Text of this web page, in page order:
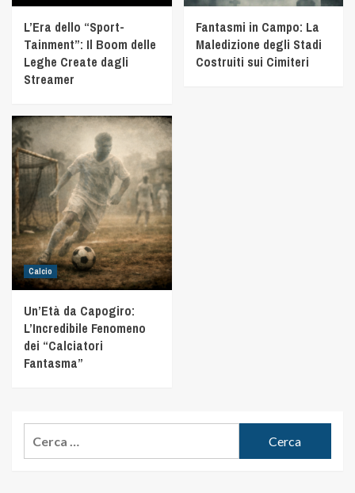
L’Era dello “Sport-
Tainment”: Il Boom delle
Leghe Create dagli
Streamer
Fantasmi in Campo: La
Maledizione degli Stadi
Costruiti sui Cimiteri
Calcio
Un’Età da Capogiro:
L’Incredibile Fenomeno
dei “Calciatori
Fantasma”